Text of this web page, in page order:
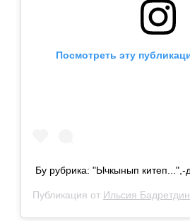
Посмотреть эту
Бу рубрика: "Ычкынып китеп...",-
Публикация от Ильсия